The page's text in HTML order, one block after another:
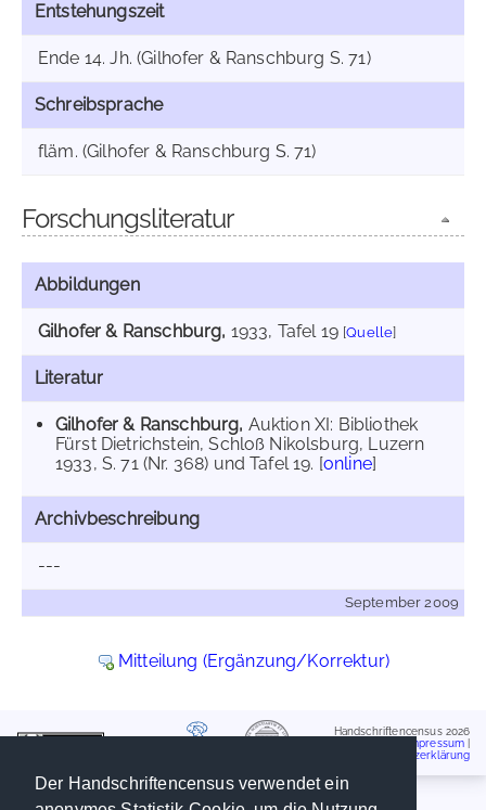
Der Handschriftencensus verwendet ein
Entstehungszeit
Ende 14. Jh. (Gilhofer & Ranschburg S. 71)
Schreibsprache
fläm. (Gilhofer & Ranschburg S. 71)
Forschungsliteratur
Abbildungen
Gilhofer & Ranschburg, 1933, Tafel 19 [Quelle]
Literatur
Gilhofer & Ranschburg, Auktion XI: Bibliothek
Fürst Dietrichstein, Schloß Nikolsburg, Luzern
1933, S. 71 (Nr. 368) und Tafel 19. [online]
Archivbeschreibung
---
September 2009
Mitteilung (Ergänzung/Korrektur)
Handschriftencensus 2026
Impressum
Datenschutzerklärung